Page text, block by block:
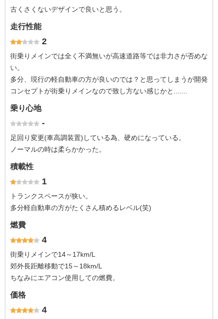
古くさくないデザインで良いと思う。
走行性能
2
街乗りメインでは全く不満無いが高速道路等では非力さが否めな
い。
多分、現行の軽自動車の方が良いのでは？と思ってしまうが開発
コンセプトが街乗りメインなので致し方ない感じかと.......
乗り心地
-
足回り変更(車高調装置)している為、硬めになっている。
ノーマルの時は柔らかかった。
積載性
1
トランクスペースが狭い。
多分軽自動車の方がたくさん積めるレベル(笑)
燃費
4
街乗りメインで14～17km/L
郊外長距離移動で15～18km/L
ちなみにエアコン使用しての燃費。
価格
4